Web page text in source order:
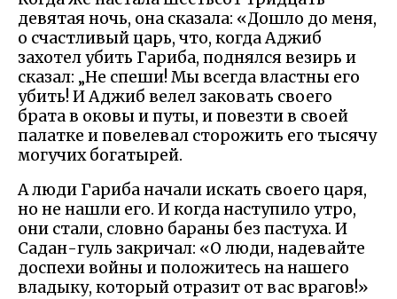
девятая ночь, она сказала: «Дошло до меня,
о счастливый царь, что, когда Аджиб
захотел убить Гариба, поднялся везирь и
сказал: „Не спеши! Мы всегда властны его
убить! И Аджиб велел заковать своего
брата в оковы и путы, и повезти в своей
палатке и повелевал сторожить его тысячу
могучих богатырей.
А люди Гариба начали искать своего царя,
но не нашли его. И когда наступило утро,
они стали, словно бараны без пастуха. И
Садан-гуль закричал: «О люди, надевайте
доспехи войны и положитесь на нашего
владыку, который отразит от вас врагов!»